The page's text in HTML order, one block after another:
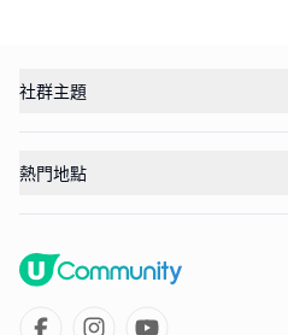
社群主題
熱門地點